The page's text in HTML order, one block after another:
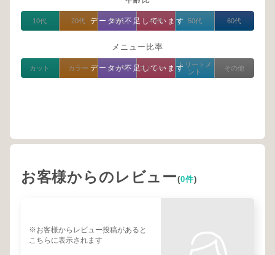
データが不足しています
10代 20代 30代 40代 50代 60代
メニュー比率
データが不足しています
カット カラー パーマ ストレート
トリートメ
ント
その他
お客様からのレビュー(0件)
※お客様からレビュー投稿があると
こちらに表示されます